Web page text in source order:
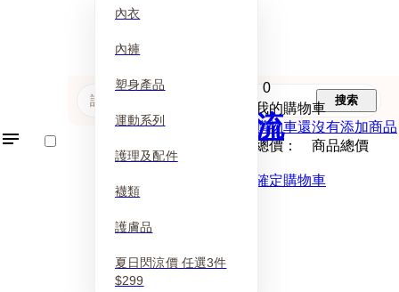
內衣
內褲
塑身產品
運動系列
護理及配件
襪類
護膚品
夏日閃涼價 任選3件
$299
0
我的購物車
購物車還沒有添加商品
總價： 商品總價
確定購物車
搜索